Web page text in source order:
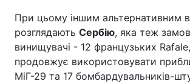
При цьому іншим альтернативним
розглядають Сербію, яка теж
винищувачі - 12 французьких
продовжує використовувати
МіГ-29 та 17 бомбардувальників-